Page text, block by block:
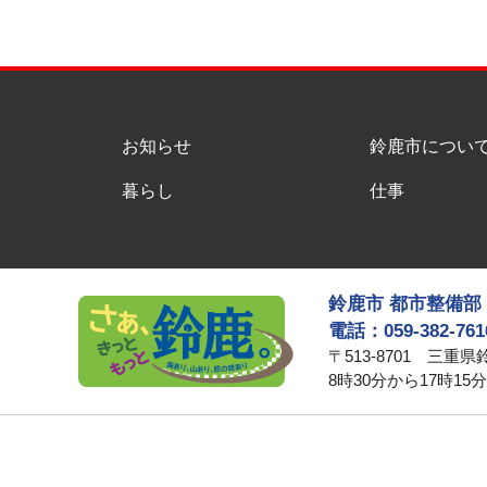
お知らせ 鈴鹿市につい
暮らし 仕事
鈴鹿市 都市整備
電話：059-382-
〒513-8701 三重県
8時30分から17時15